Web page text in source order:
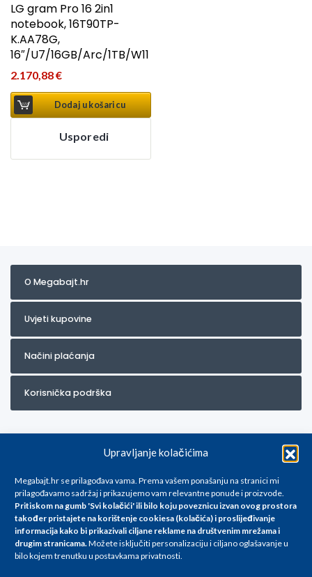
Upravljanje kolačićima
Megabajt.hr se prilagođava vama. Prema vašem ponašanju na stranici mi
prilagođavamo sadržaj i prikazujemo vam relevantne ponude i proizvode.
Pritiskom na gumb 'Svi kolačići' ili bilo koju poveznicu izvan ovog prostora
također pristajete na korištenje cookiesa (kolačića) i proslijeđivanje
informacija kako bi prikazivali ciljane reklame na društvenim mrežama i
drugim stranicama.Možete isključiti personalizaciju i ciljano oglašavanje u
bilo kojem trenutku u postavkama privatnosti.
LG gram Pro 16 2in1
notebook, 16T90TP-
K.AA78G,
16″/U7/16GB/Arc/1TB/W11
2.170,88€
Dodaj u košaricu
Usporedi
O Megabajt.hr
Uvjeti kupovine
Načini plaćanja
Korisnička podrška
Za artikle kojih trenutno nema u ponudi obratite nam se na
info@megabajt.hr. Sve cijene su informativnog karaktera i podložne su
promjenama, a
iskazane su za avansno plaćanje(gotovina) u Eurima i uključuju PDV. Sve